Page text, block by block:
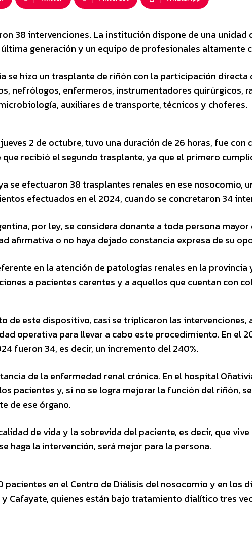
38 intervenciones. La institución dispone de una unidad
generación y un equipo de profesionales altamente
se hizo un trasplante de riñón con la participación directa
nefrólogos, enfermeros, instrumentadores quirúrgicos,
auxiliares de transporte, técnicos y choferes.
2 de octubre, tuvo una duración de 26 horas, fue con
recibió el segundo trasplante, ya que el primero
se efectuaron 38 trasplantes renales en ese nosocomio,
efectuados en el 2024, cuando se concretaron 34
por ley, se considera donante a toda persona mayor
afirmativa o no haya dejado constancia expresa de su
en la atención de patologías renales en la provincia
a pacientes carentes y a aquellos que cuentan con
de este dispositivo, casi se triplicaron las intervenciones,
operativa para llevar a cabo este procedimiento. En el
fueron 34, es decir, un incremento del 240%.
de la enfermedad renal crónica. En el hospital
pacientes y, si no se logra mejorar la función del riñón,
de ese órgano.
de vida y la sobrevida del paciente, es decir, que
haga la intervención, será mejor para la persona.
pacientes en el Centro de Diálisis del nosocomio y en los
Cafayate, quienes están bajo tratamiento dialítico tres